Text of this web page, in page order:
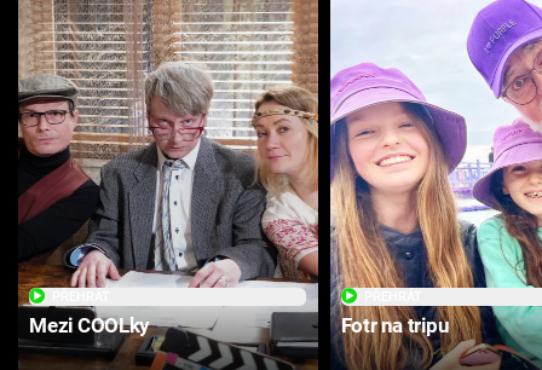
Mezi COOLky Fotr na tripu